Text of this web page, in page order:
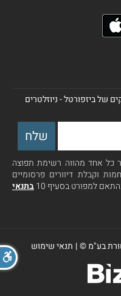
של ביזפורטל - ניוזלטרים
כל אחד מהווה רשימת תפוצה
וקבלת דיוורים פרסומיים
למפורט בסעיף 10
בתנאי
בע"מ ©| תנאי שימוש